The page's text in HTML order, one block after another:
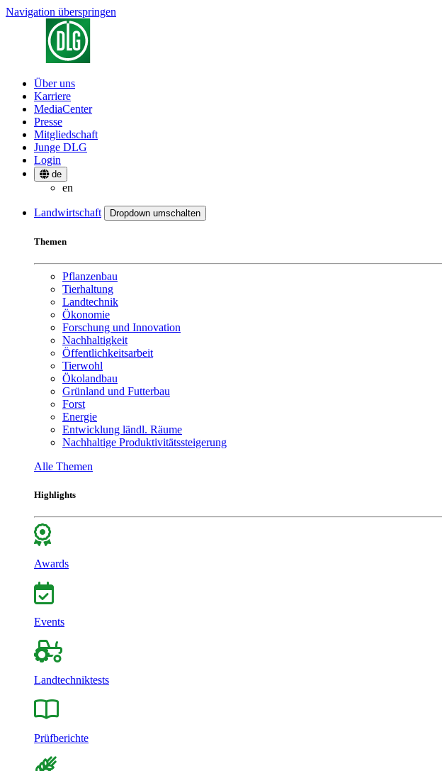
Navigation überspringen
Über uns
Karriere
MediaCenter
Presse
Mitgliedschaft
Junge DLG
Login
de
en
Landwirtschaft Dropdown umschalten
Themen
Pflanzenbau
Tierhaltung
Landtechnik
Ökonomie
Forschung und Innovation
Nachhaltigkeit
Öffentlichkeitsarbeit
Tierwohl
Ökolandbau
Grünland und Futterbau
Forst
Energie
Entwicklung ländl. Räume
Nachhaltige Produktivitätssteigerung
Alle Themen
Highlights
Awards
Events
Landtechniktests
Prüfberichte